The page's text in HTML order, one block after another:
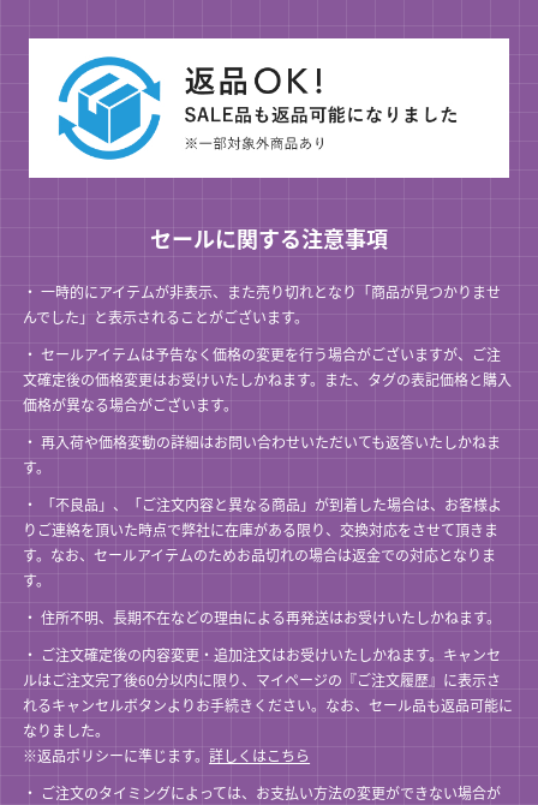
セールに関する注意事項
一時的にアイテムが非表示、また売り切れとなり「商品が見つかりませ
んでした」と表示されることがございます。
セールアイテムは予告なく価格の変更を行う場合がございますが、ご注
文確定後の価格変更はお受けいたしかねます。また、タグの表記価格と購入
価格が異なる場合がございます。
再入荷や価格変動の詳細はお問い合わせいただいても返答いたしかねま
す。
「不良品」、「ご注文内容と異なる商品」が到着した場合は、お客様よ
りご連絡を頂いた時点で弊社に在庫がある限り、交換対応をさせて頂きま
す。なお、セールアイテムのためお品切れの場合は返金での対応となりま
す。
住所不明、長期不在などの理由による再発送はお受けいたしかねます。
ご注文確定後の内容変更・追加注文はお受けいたしかねます。キャンセ
ルはご注文完了後60分以内に限り、マイページの『ご注文履歴』に表示さ
れるキャンセルボタンよりお手続きください。なお、セール品も返品可能に
なりました。
※返品ポリシーに準じます。詳しくはこちら
ご注文のタイミングによっては、お支払い方法の変更ができない場合が